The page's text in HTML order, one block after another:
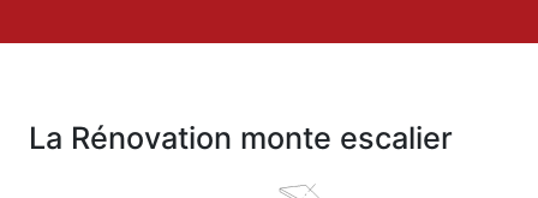
La Rénovation monte escalier